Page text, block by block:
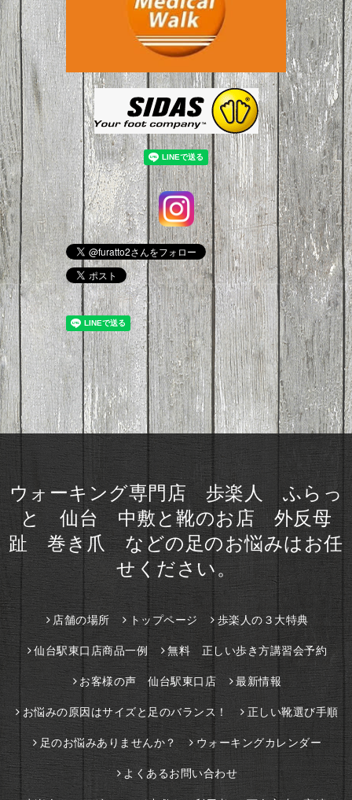
ウォーキング専門店 歩楽人 ふらっ
と 仙台 中敷と靴のお店 外反母
趾 巻き爪 などの足のお悩みはお任
せください。
店舗の場所 トップページ 歩楽人の３大特典
仙台駅東口店商品一例 無料 正しい歩き方講習会予約
お客様の声 仙台駅東口店 最新情報
お悩みの原因はサイズと足のバランス！ 正しい靴選び手順
足のお悩みありませんか？ ウォーキングカレンダー
よくあるお問い合わせ